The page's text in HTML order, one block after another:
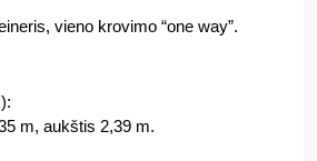
vieno krovimo “one way”.
m, aukštis 2,39 m.